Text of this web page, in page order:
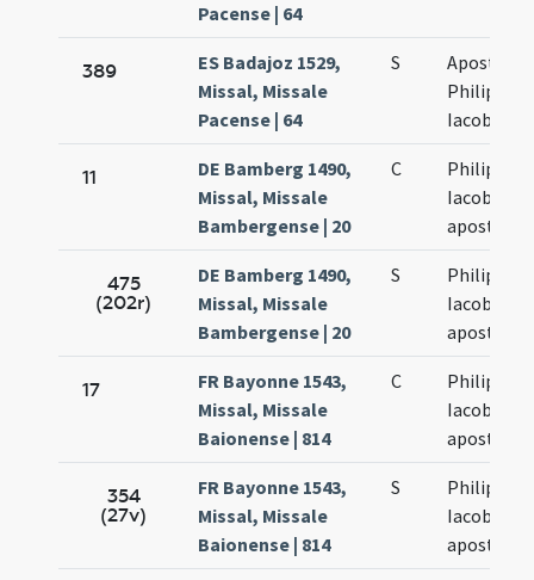
Pacense | 64
389
ES Badajoz 1529,
Missal, Missale
Pacense | 64
S
Philippi et
Iacobi
11
DE Bamberg 1490,
Missal, Missale
Bambergense | 20
C
Philippi et
Iacobi
475
(202r)
DE Bamberg 1490,
Missal, Missale
Bambergense | 20
S
Philippi et
Iacobi
17
FR Bayonne 1543,
Missal, Missale
Baionense | 814
C
Philippi et
Iacobi
354
(27v)
FR Bayonne 1543,
Missal, Missale
Baionense | 814
S
Philippi et
Iacobi